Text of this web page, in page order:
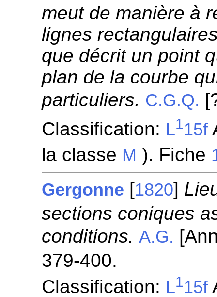
meut de manière à
lignes
que décrit un point
plan de la courbe
particuliers. C.G.Q.
Classification: L115f
la classe M ). Fiche
Gergonne [1820]
sections coniques
conditions. A.G.
379-400.
Classification: L115f